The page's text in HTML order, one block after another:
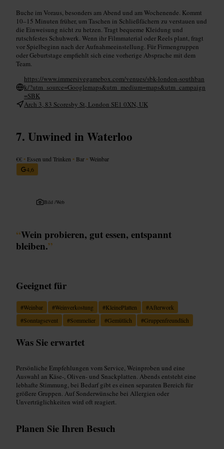
Buche im Voraus, besonders am Abend und am Wochenende. Kommt
10–15 Minuten früher, um Taschen in Schließfächern zu verstauen und
die Einweisung nicht zu hetzen. Tragt bequeme Kleidung und
rutschfestes Schuhwerk. Wenn ihr Filmmaterial oder Reels plant, fragt
vor Spielbeginn nach der Aufnahmeeinstellung. Für Firmengruppen
oder Geburtstage empfiehlt sich eine vorherige Absprache mit dem
Team.
https://www.immersivegamebox.com/venues/sbk-london-southban
k/?utm_source=Googlemaps&utm_medium=maps&utm_campaign
=SBK
Arch 3, 83 Scoresby St, London SE1 0XN, UK
Unwined in Waterloo
€€ • Essen und Trinken • Bar •Weinbar
4,6
Bild /Web
“Wein probieren, gut essen, entspannt
bleiben.”
Geeignet für
#Weinbar #Weinverkostung #KleinePlatten #Afterwork
#Sonntagsevent #Sommelier #Gemütlich #Gruppenfreundlich
Was Sie erwartet
Persönliche Empfehlungen vom Service, Weinproben und eine
Auswahl an Käse-, Oliven- und Snackplatten. Abends entsteht eine
lebhafte Stimmung, bei Bedarf gibt es einen separaten Bereich für
größere Gruppen. Auf Sonderwünsche bei Allergien oder
Unverträglichkeiten wird oft reagiert.
Planen Sie Ihren Besuch